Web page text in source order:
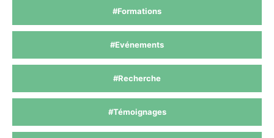
#Formations
#Evénements
#Recherche
#Témoignages